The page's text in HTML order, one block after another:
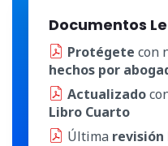
Documentos
Protégete con
hechos por
Actualizado
Libro Cuarto
Última revisión